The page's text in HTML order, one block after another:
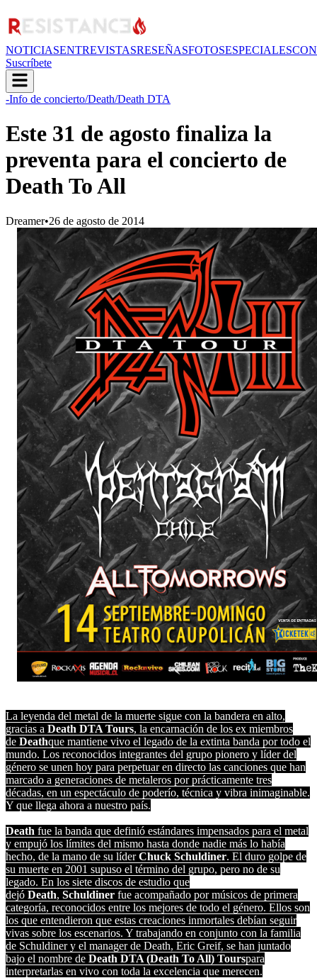
NOTICIASENTREVISTASRESEÑASFOTOSESPECIALES
Suscríbete
-Info de concierto/Death/Death DTA
Este 31 de agosto finaliza la
preventa para el concierto de
Death To All
Dreamer•26 de agosto de 2014
La leyenda del metal de la muerte sigue con la bandera en alto,
gracias a Death DTA Tours, la encarnación de los ex miembros
de Deathque mantiene vivo el legado de la extinta banda por todo el
mundo. Los reconocidos integrantes del grupo pionero y líder del
género se unen hoy para perpetuar en directo las canciones que han
marcado a generaciones de metaleros por prácticamente tres
décadas, en un espectáculo de poderío, técnica y vibra inimaginable.
Y que llega ahora a nuestro país.
Death fue la banda que definió estándares impensados para el metal
y empujó los límites del mismo hasta donde nadie más lo había
hecho, de la mano de su líderChuck Schuldiner. El duro golpe de
su muerte en 2001 supuso el término del grupo, pero no de su
legado. En los siete discos de estudio que
dejó Death, Schuldiner fue acompañado por músicos de primera
categoría, reconocidos entre los mejores de todo el género. Ellos son
los que entendieron que estas creaciones inmortales debían seguir
vivas sobre los escenarios. Y trabajando en conjunto con la familia
de Schuldiner y el manager de Death, Eric Greif, se han juntado
bajo el nombre de Death DTA (Death To All) Tourspara
interpretarlas en vivo con toda la excelencia que merecen.